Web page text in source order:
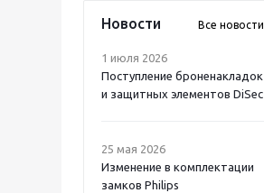
Новости Все новости
1 июля 2026
Поступление броненакладок
и защитных элементов DiSec
25 мая 2026
Изменение в комплектации
замков Philips